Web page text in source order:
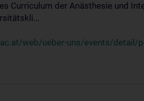
Curriculum der Anästhesie und
web/ueber-uns/events/detail/